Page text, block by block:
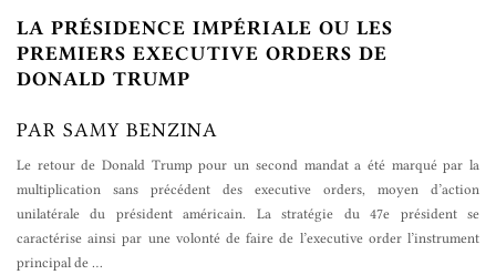
LA PRÉSIDENCE IMPÉRIALE OU LES
PREMIERS EXECUTIVE ORDERS DE
DONALD TRUMP
PAR SAMY BENZINA
Le retour de Donald Trump pour un second mandat a été marqué par la
multiplication sans précédent des executive orders, moyen d’action
unilatérale du président américain. La stratégie du 47e président se
caractérise ainsi par une volonté de faire de l’executive order l’instrument
principal de …